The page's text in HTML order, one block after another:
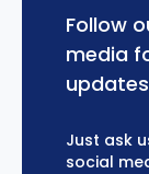
Follow
media
Just ask
social